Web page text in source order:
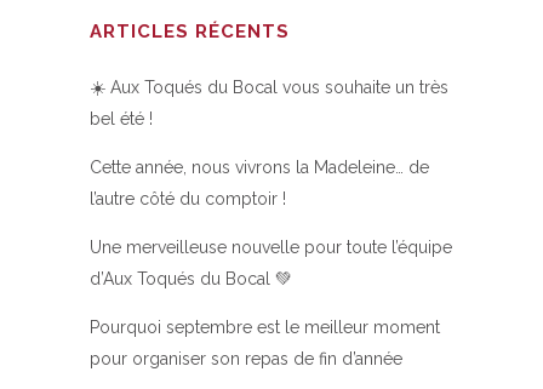
ARTICLES RÉCENTS
☀️ Aux Toqués du Bocal vous souhaite un très
bel été !
Cette année, nous vivrons la Madeleine… de
l’autre côté du comptoir !
Une merveilleuse nouvelle pour toute l’équipe
d’Aux Toqués du Bocal 💚
Pourquoi septembre est le meilleur moment
pour organiser son repas de fin d’année